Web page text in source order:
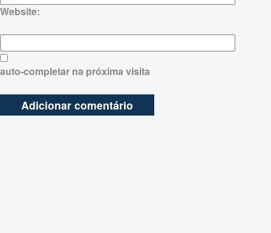
Website:
auto-completar na próxima visita